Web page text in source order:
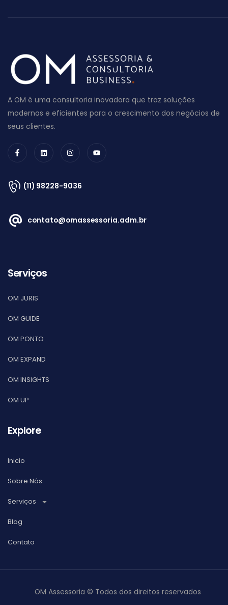
A OM é uma consultoria inovadora que traz soluções
modernas e eficientes para o crescimento dos negócios de
seus clientes.
(11) 98228-9036
contato@omassessoria.adm.br
Serviços
OM JURIS
OM GUIDE
OM PONTO
OM EXPAND
OM INSIGHTS
OM UP
Explore
Inicio
Sobre Nós
Serviços
Blog
Contato
OM Assessoria © Todos dos direitos reservados